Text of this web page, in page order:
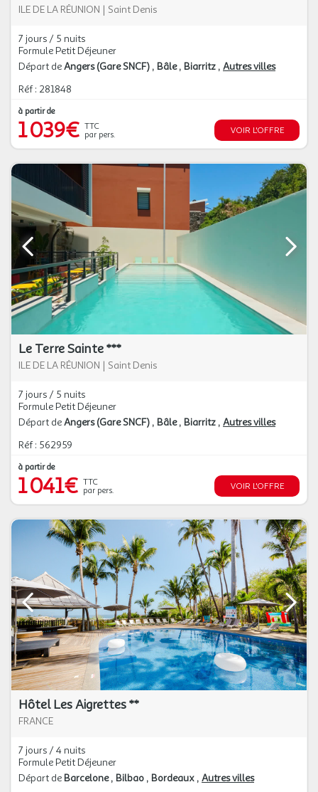
ILE DE LA RÉUNION | Saint Denis
7 jours / 5 nuits
Formule Petit Déjeuner
Départ deAngers (Gare SNCF) Bâle Biarritz Autres villes
Réf : 281848
à partir de
1 039€ TTC
par pers.
VOIR L'OFFRE
Le Terre Sainte ***
ILE DE LA RÉUNION | Saint Denis
7 jours / 5 nuits
Formule Petit Déjeuner
Départ deAngers (Gare SNCF) Bâle Biarritz Autres villes
Réf : 562959
à partir de
1 041€ TTC
par pers.
VOIR L'OFFRE
Hôtel Les Aigrettes **
FRANCE
7 jours / 4 nuits
Formule Petit Déjeuner
Départ de Barcelone Bilbao Bordeaux Autres villes